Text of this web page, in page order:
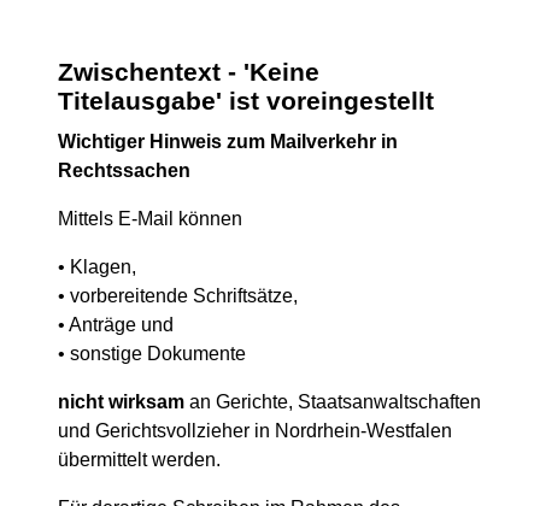
Zwischentext - 'Keine
Titelausgabe' ist voreingestellt
Wichtiger Hinweis zum Mailverkehr in
Rechtssachen
Mittels E-Mail können
• Klagen,
• vorbereitende Schriftsätze,
• Anträge und
• sonstige Dokumente
nicht wirksam an Gerichte, Staatsanwaltschaften
und Gerichtsvollzieher in Nordrhein-Westfalen
übermittelt werden.